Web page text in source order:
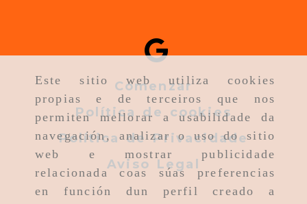
Este sitio web utiliza cookies
propias e de terceiros que nos
permiten mellorar a usabilidade da
navegación, analizar o uso do sitio
web e mostrar publicidade
relacionada coas súas preferencias
en función dun perfil creado a
Comenzar
Política de cookies
Política de Privacidade
Aviso Legal